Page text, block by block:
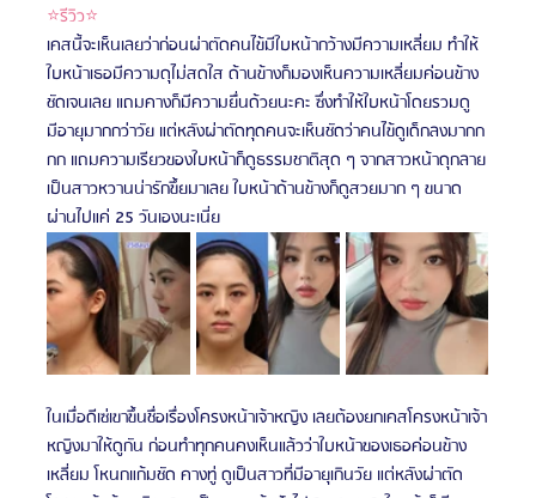
⭐รีวิว⭐
เคสนี้จะเห็นเลยว่าก่อนผ่าตัดคนไข้มีใบหน้ากว้างมีความเหลี่ยม ทำให้
ใบหน้าเธอมีความดุไม่สดใส ด้านข้างก็มองเห็นความเหลี่ยมค่อนข้าง
ชัดเจนเลย แถมคางก็มีความยื่นด้วยนะคะ ซึ่งทำให้ใบหน้าโดยรวมดู
มีอายุมากกว่าวัย แต่หลังผ่าตัดทุดคนจะเห็นชัดว่าคนไข้ดูเด็กลงมากก
กก แถมความเรียวของใบหน้าก็ดูธรรมชาติสุด ๆ จากสาวหน้าดุกลาย
เป็นสาวหวานน่ารักขึ้ยมาเลย ใบหน้าด้านข้างก็ดูสวยมาก ๆ ขนาด
ผ่านไปแค่ 25 วันเองนะเนี่ย
ในเมื่อดีเซ่เขาขึ้นชื่อเรื่องโครงหน้าเจ้าหญิง เลยต้องยกเคสโครงหน้าเจ้า
หญิงมาให้ดูกัน ก่อนทำทุกคนคงเห็นแล้วว่าใบหน้าของเธอค่อนข้าง
เหลี่ยม โหนกแก้มชัด คางทู่ ดูเป็นสาวที่มีอายุเกินวัย แต่หลังผ่าตัด